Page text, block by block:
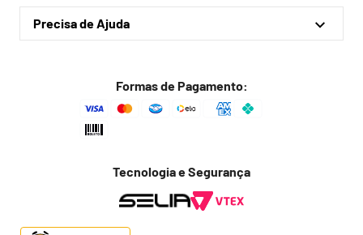
Quem somos
Lojas físicas
Precisa de Ajuda
Trocas e devoluções
Formas de Pagamento:
Tecnologia e Segurança